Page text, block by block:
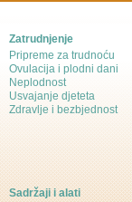
Zatrudnjenje
Pripreme za trudnoću
Ovulacija i plodni dani
Neplodnost
Usvajanje djeteta
Zdravlje i bezbjednost
Sadržaji i alati